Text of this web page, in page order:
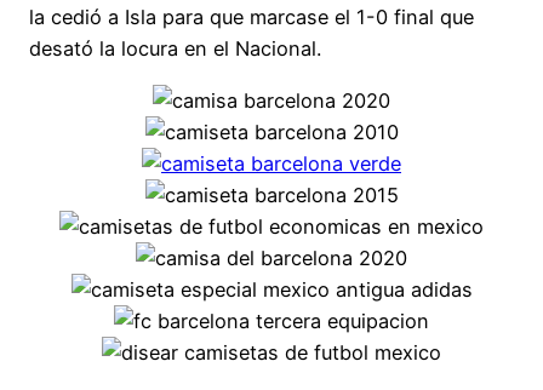
la cedió a Isla para que marcase el 1-0 final que
desató la locura en el Nacional.